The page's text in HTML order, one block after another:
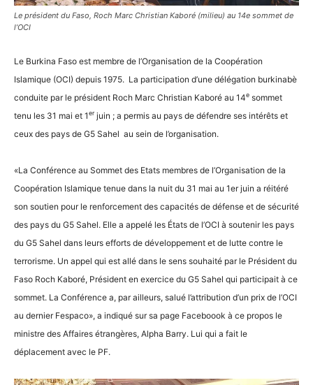
Le président du Faso, Roch Marc Christian Kaboré (milieu) au 14e sommet de
l’OCI
Le Burkina Faso est membre de l’Organisation de la Coopération
Islamique (OCI) depuis 1975. La participation d’une délégation burkinabè
conduite par le président Roch Marc Christian Kaboré au 14e sommet
tenu les 31 mai et 1er juin ; a permis au pays de défendre ses intérêts et
ceux des pays de G5 Sahel au sein de l’organisation.
«La Conférence au Sommet des Etats membres de l’Organisation de la
Coopération Islamique tenue dans la nuit du 31 mai au 1er juin a réitéré
son soutien pour le renforcement des capacités de défense et de sécurité
des pays du G5 Sahel. Elle a appelé les États de l’OCI à soutenir les pays
du G5 Sahel dans leurs efforts de développement et de lutte contre le
terrorisme. Un appel qui est allé dans le sens souhaité par le Président du
Faso Roch Kaboré, Président en exercice du G5 Sahel qui participait à ce
sommet. La Conférence a, par ailleurs, salué l’attribution d’un prix de l’OCI
au dernier Fespaco», a indiqué sur sa page Faceboook à ce propos le
ministre des Affaires étrangères, Alpha Barry. Lui qui a fait le
déplacement avec le PF.